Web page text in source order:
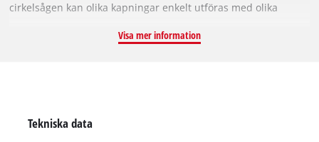
cirkelsågen kan olika kapningar enkelt utföras med olika
kapningar. Med den kompatibla skenan från Einhell ökar
rena och raka kapningar. Sågklingor med 16 mm invändig
Visa mer information
Tekniska data